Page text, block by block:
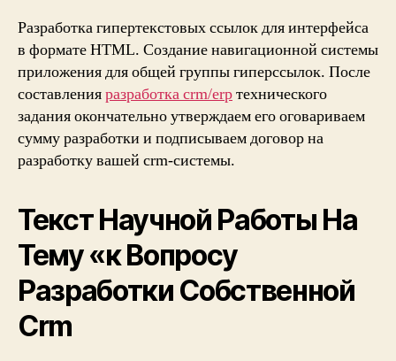
Разработка гипертекстовых ссылок для интерфейса
в формате HTML. Создание навигационной системы
приложения для общей группы гиперссылок. После
составленияразработка crm/erpтехнического
задания окончательно утверждаем его оговариваем
сумму разработки и подписываем договор на
разработку вашей crm-системы.
Текст Научной Работы На
Тему «к Вопросу
Разработки Собственной
Crm